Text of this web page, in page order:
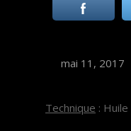
mai 11, 2017
Technique :